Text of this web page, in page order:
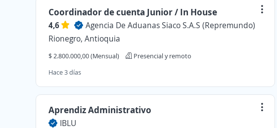
Coordinador de cuenta Junior / In House
4,6
Agencia De Aduanas Siaco S.A.S (Repremundo)
Rionegro, Antioquia
$ 2.800.000,00 (Mensual)
Presencial y remoto
Hace 3 días
Aprendiz Administrativo
IBLU